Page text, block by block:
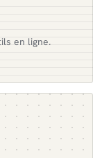
en ligne.